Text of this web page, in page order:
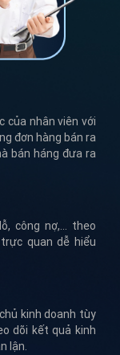
của nhân viên với
đơn hàng bán ra
bán háng đưa ra
công nợ,... theo
quan dễ hiểu
kinh doanh tùy
dõi kết quả kinh
lận.